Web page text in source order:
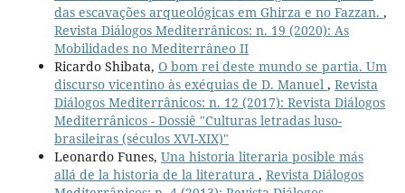
das escavações arqueológicas em Ghirza e no Fazzan. ,
Revista Diálogos Mediterrânicos: n. 19 (2020): As
Mobilidades no Mediterrâneo II
Ricardo Shibata, O bom rei deste mundo se partia. Um
discurso vicentino às exéquias de D. Manuel , Revista
Diálogos Mediterrânicos: n. 12 (2017): Revista Diálogos
Mediterrânicos - Dossiê "Culturas letradas luso-
brasileiras (séculos XVI-XIX)"
Leonardo Funes, Una historia literaria posible más
allá de la historia de la literatura , Revista Diálogos